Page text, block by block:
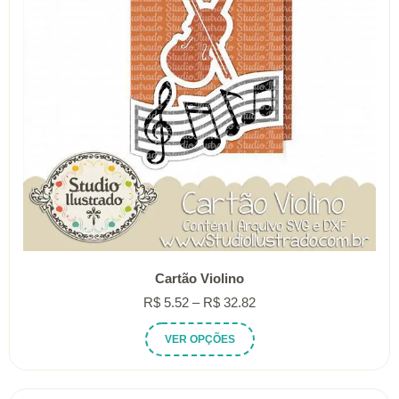
Cartão Violino
R$ 5.52 – R$ 32.82Faixa
através
VER OPÇÕES
produto
tem
várias